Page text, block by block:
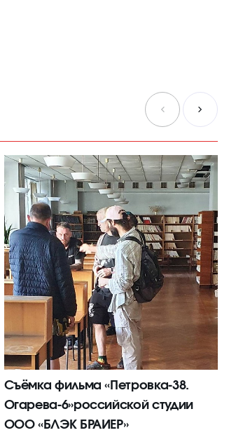
Съёмка фильма «Петровка-38.
Огарева-6»российской студии
ООО «БЛЭК БРАИЕР»